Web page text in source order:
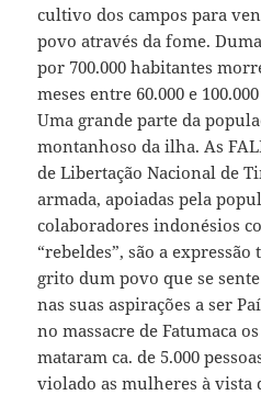
cultivo dos campos para
povo através da fome.
por 700.000 habitantes
meses entre 60.000 e
Uma grande parte da
montanhoso da ilha. As
de Libertação Nacional de
armada, apoiadas pela
colaboradores indonésios
“rebeldes”, são a expressão
grito dum povo que se
nas suas aspirações a ser
no massacre de Fatumaca
mataram ca. de 5.000
violado as mulheres à vista